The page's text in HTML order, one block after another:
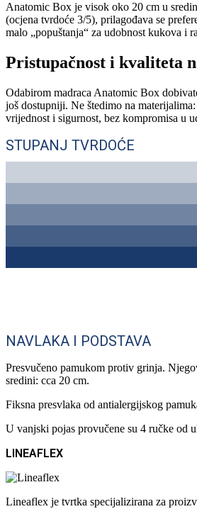
Anatomic Box je visok oko 20 cm u
(ocjena tvrdoće 3/5), prilagođava se
malo „popuštanja“ za udobnost kukova i
Pristupačnost i kvaliteta
Odabirom madraca Anatomic Box
još dostupniji. Ne štedimo na
vrijednost i sigurnost, bez kompromisa u
STUPANJ TVRDOĆE
NAVLAKA I PODSTAVA
Presvučeno pamukom protiv grinja.
sredini: cca 20 cm.
Fiksna presvlaka od antialergijskog
U vanjski pojas provučene su 4 ručke od
LINEAFLEX
Lineaflex je tvrtka specijalizirana za